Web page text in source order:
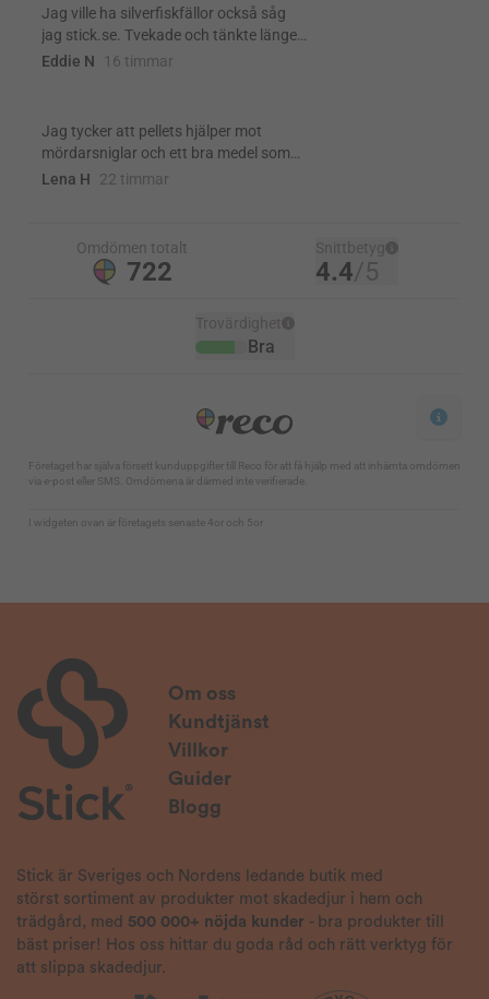
Om oss
Kundtjänst
Villkor
Guider
Blogg
Stick är Sveriges och Nordens ledande butik med
störst sortiment av produkter mot skadedjur i hem och
trädgård, med 500 000+ nöjda kunder - bra produkter till
bäst priser! Hos oss hittar du goda råd och rätt verktyg för
att slippa skadedjur.